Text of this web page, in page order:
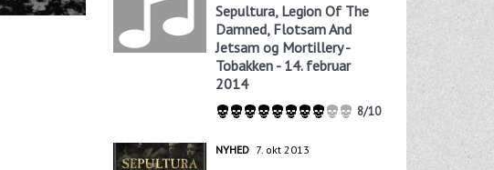
Sepultura, Legion Of The
Damned, Flotsam And
Jetsam og Mortillery -
Tobakken - 14. februar
2014
8/10
NYHED 7. okt 2013